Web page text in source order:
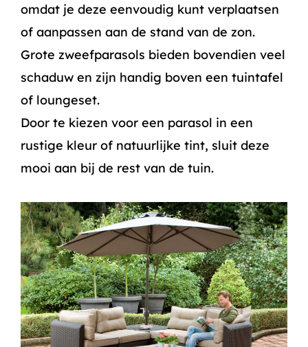
omdat je deze eenvoudig kunt verplaatsen
of aanpassen aan de stand van de zon.
Grote zweefparasols bieden bovendien veel
schaduw en zijn handig boven een tuintafel
of loungeset.
Door te kiezen voor een parasol in een
rustige kleur of natuurlijke tint, sluit deze
mooi aan bij de rest van de tuin.